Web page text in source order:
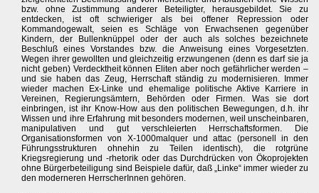
bzw. ohne Zustimmung anderer Beteiligter, herausgebildet. Sie zu
entdecken, ist oft schwieriger als bei offener Repression oder
Kommandogewalt, seien es Schläge von Erwachsenen gegenüber
Kindern, der Bullenknüppel oder der auch als solches bezeichnete
Beschluß eines Vorstandes bzw. die Anweisung eines Vorgesetzten.
Wegen ihrer gewollten und gleichzeitig erzwungenen (denn es darf sie ja
nicht geben) Verdecktheit können Eliten aber noch gefährlicher werden –
und sie haben das Zeug, Herrschaft ständig zu modernisieren. Immer
wieder machen Ex-Linke und ehemalige politische Aktive Karriere in
Vereinen, Regierungsämtern, Behörden oder Firmen. Was sie dort
einbringen, ist ihr Know-How aus den politischen Bewegungen, d.h. ihr
Wissen und ihre Erfahrung mit besonders modernen, weil unscheinbaren,
manipulativen und gut verschleierten Herrschaftsformen. Die
Organisationsformen von X-1000malquer und attac (personell in den
Führungsstrukturen ohnehin zu Teilen identisch), die rotgrüne
Kriegsregierung und -rhetorik oder das Durchdrücken von Ökoprojekten
ohne Bürgerbeteiligung sind Beispiele dafür, daß „Linke“ immer wieder zu
den moderneren HerrscherInnen gehören.